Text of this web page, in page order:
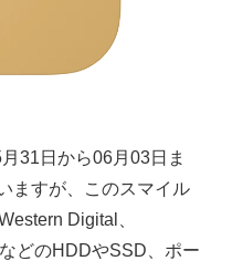
31日から06月03日ま
ますが、このスマイル
Digital、
どのHDDやSSD、ポー